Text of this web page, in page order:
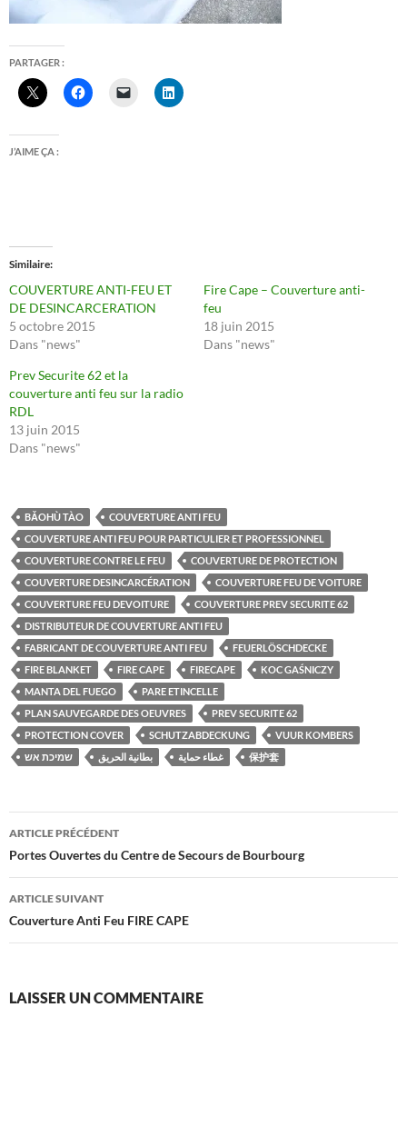
PARTAGER :
J’AIME ÇA :
Similaire
COUVERTURE ANTI-FEU ET
DE DESINCARCERATION
5 octobre 2015
Dans "news"
Fire Cape – Couverture anti-
feu
18 juin 2015
Dans "news"
Prev Securite 62 et la
couverture anti feu sur la radio
RDL
13 juin 2015
Dans "news"
BǍOHÙ TÀO
COUVERTURE ANTI FEU
COUVERTURE ANTI FEU POUR PARTICULIER ET PROFESSIONNEL
COUVERTURE CONTRE LE FEU
COUVERTURE DE PROTECTION
COUVERTURE DESINCARCÉRATION
COUVERTURE FEU DE VOITURE
COUVERTURE FEU DEVOITURE
COUVERTURE PREV SECURITE 62
DISTRIBUTEUR DE COUVERTURE ANTI FEU
FABRICANT DE COUVERTURE ANTI FEU
FEUERLÖSCHDECKE
FIRE BLANKET
FIRE CAPE FIRECAPE
KOC GAŚNICZY
MANTA DEL FUEGO
PARE ETINCELLE
PLAN SAUVEGARDE DES OEUVRES
PREV SECURITE 62
PROTECTION COVER
SCHUTZABDECKUNG
VUUR KOMBERS
שמיכת אש
بطانية الحريق غطاء حماية 保护套
Navigation
des
articles
ARTICLE PRÉCÉDENT
Portes Ouvertes du Centre de Secours de Bourbourg
ARTICLE SUIVANT
Couverture Anti Feu FIRE CAPE
LAISSER UN COMMENTAIRE